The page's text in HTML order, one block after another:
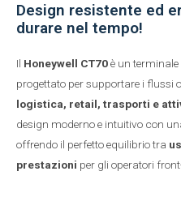
Design resistente ed
durare nel tempo!
Il Honeywell CT70è un
progettato per supportare i flussi
logistica, retail, trasporti e
design moderno e intuitivo con
offrendo il perfetto equilibrio tra
prestazioni per gli operatori